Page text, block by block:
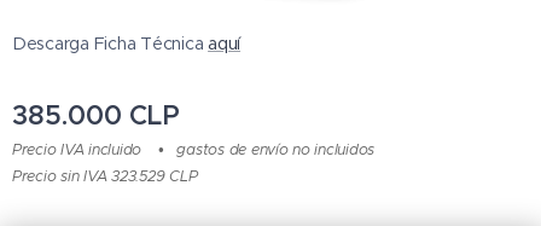
Descarga Ficha Técnicaaquí
385.000 CLP
Precio IVA incluido
gastos de envío no incluidos
Precio sin IVA 323.529 CLP